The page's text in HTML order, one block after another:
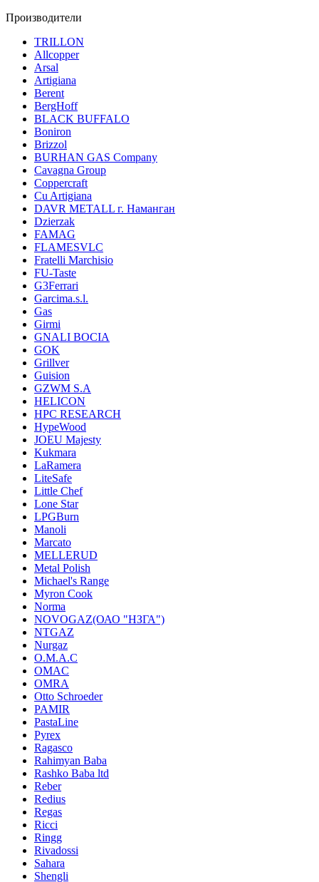
Производители
TRILLON
Allcopper
Arsal
Artigiana
Berent
BergHoff
BLACK BUFFALO
Boniron
Brizzol
BURHAN GAS Company
Cavagna Group
Coppercraft
Cu Artigiana
DAVR METALL г. Наманган
Dzierzak
FAMAG
FLAMESVLC
Fratelli Marchisio
FU-Taste
G3Ferrari
Garcima.s.l.
Gas
Girmi
GNALI BOCIA
GOK
Grillver
Guision
GZWM S.A
HELICON
HPC RESEARCH
HypeWood
JOEU Majesty
Kukmara
LaRamera
LiteSafe
Little Chef
Lone Star
LPGBurn
Manoli
Marcato
MELLERUD
Metal Polish
Michael's Range
Myron Cook
Norma
NOVOGAZ(ОАО "НЗГА")
NTGAZ
Nurgaz
O.M.A.C
OMAC
OMRA
Otto Schroeder
PAMIR
PastaLine
Pyrex
Ragasco
Rahimyan Baba
Rashko Baba ltd
Reber
Redius
Regas
Ricci
Ringg
Rivadossi
Sahara
Shengli